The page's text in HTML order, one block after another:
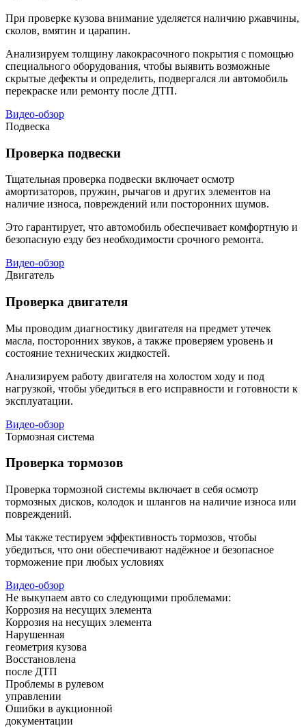
При проверке кузова внимание уделяется наличию ржавчины,
сколов, вмятин и царапин.
Анализируем толщину лакокрасочного покрытия с помощью
специального оборудования, чтобы выявить возможные
скрытые дефекты и определить, подвергался ли автомобиль
перекраске или ремонту после ДТП.
Видео-обзор
Подвеска
Проверка подвески
Тщательная проверка подвески включает осмотр
амортизаторов, пружин, рычагов и других элементов на
наличие износа, повреждений или посторонних шумов.
Это гарантирует, что автомобиль обеспечивает комфортную и
безопасную езду без необходимости срочного ремонта.
Видео-обзор
Двигатель
Проверка двигателя
Мы проводим диагностику двигателя на предмет утечек
масла, посторонних звуков, а также проверяем уровень и
состояние технических жидкостей.
Анализируем работу двигателя на холостом ходу и под
нагрузкой, чтобы убедиться в его исправности и готовности к
эксплуатации.
Видео-обзор
Тормозная система
Проверка тормозов
Проверка тормозной системы включает в себя осмотр
тормозных дисков, колодок и шлангов на наличие износа или
повреждений.
Мы также тестируем эффективность тормозов, чтобы
убедиться, что они обеспечивают надёжное и безопасное
торможение при любых условиях
Видео-обзор
Не выкупаем авто со следующими проблемами:
Коррозия на несущих элемента
Коррозия на несущих элемента
Нарушенная
геометрия кузова
Восстановлена
после ДТП
Проблемы в рулевом
управлении
Ошибки в аукционной
документации